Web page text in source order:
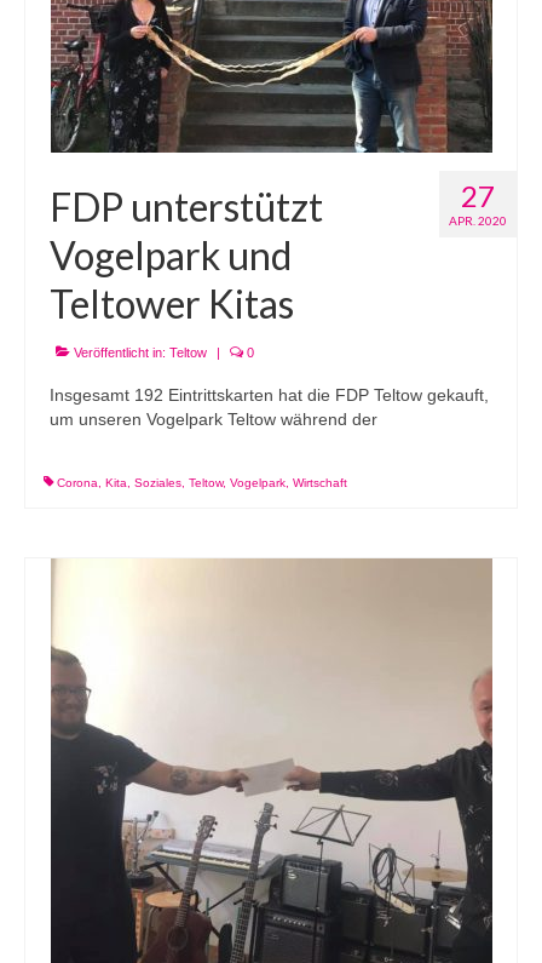
27
APR. 2020
FDP unterstützt
Vogelpark und
Teltower Kitas
Veröffentlicht in: Teltow | 0
Insgesamt 192 Eintrittskarten hat die FDP Teltow gekauft,
um unseren Vogelpark Teltow während der
Corona Kita Soziales Teltow, Vogelpark Wirtschaft